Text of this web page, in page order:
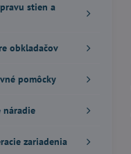
stien a
obkladačov
pomôcky
náradie
zariadenia